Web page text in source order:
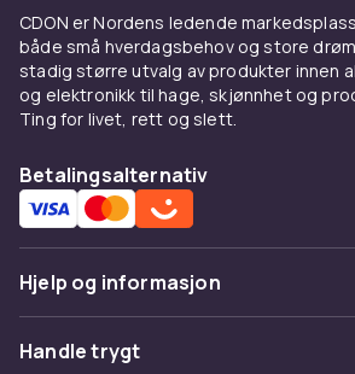
CDON er Nordens ledende
både små hverdagsbehov og store
stadig større utvalg av produkter innen
og elektronikk til hage, skjønnhet og
Ting for livet, rett og slett.
Betalingsalternativ
Hjelp og informasjon
Vanlige spørsmål
Handle trygt